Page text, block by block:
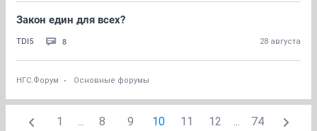
Закон един для всех?
TDI5 8 28 августа
НГС.Форум Основные форумы
1 ... 8 9 10 11 12 ... 74